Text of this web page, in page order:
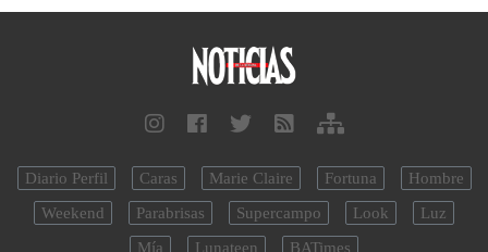
Diario Perfil Caras Marie Claire Fortuna
Hombre
Weekend
Parabrisas Supercampo Look
Luz
Mía
Lunateen BATimes